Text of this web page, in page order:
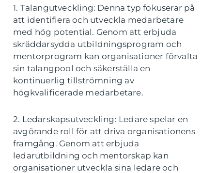
1. Talangutveckling: Denna typ fokuserar på
att identifiera och utveckla medarbetare
med hög potential. Genom att erbjuda
skräddarsydda utbildningsprogram och
mentorprogram kan organisationer förvalta
sin talangpool och säkerställa en
kontinuerlig tillströmning av
högkvalificerade medarbetare.
2. Ledarskapsutveckling: Ledare spelar en
avgörande roll för att driva organisationens
framgång. Genom att erbjuda
ledarutbildning och mentorskap kan
organisationer utveckla sina ledare och